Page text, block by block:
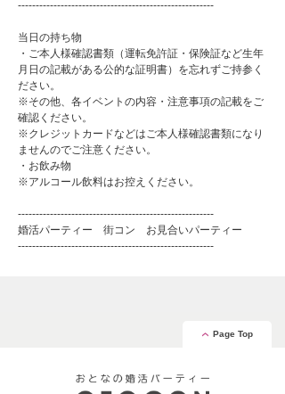
-------------------------------------------------------
当日の持ち物
・ご本人様確認書類（運転免許証・保険証など生年
月日の記載がある公的な証明書）を忘れずご持参く
ださい。
※その他、各イベントの内容・注意事項の記載をご
確認ください。
※クレジットカードなどはご本人様確認書類になり
ませんのでご注意ください。
・お飲み物
※アルコール飲料はお控えください。
-------------------------------------------------------
婚活パーティー 街コン お見合いパーティー
-------------------------------------------------------
Page Top